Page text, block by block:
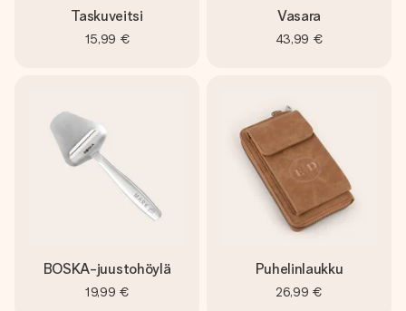
Taskuveitsi
15,99 €
Vasara
43,99 €
BOSKA-juustohöylä
19,99 €
Puhelinlaukku
26,99 €